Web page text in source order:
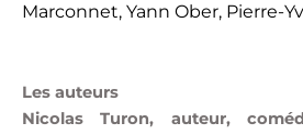
Marconnet, Yann Ober, Pierre-
Les auteurs
Nicolas Turon, auteur,